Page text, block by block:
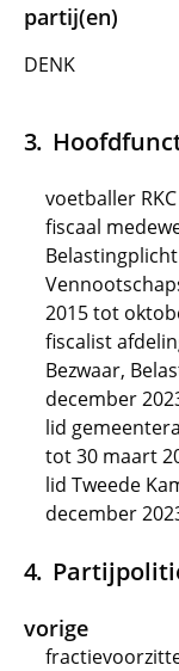
partij(en)
DENK
voetballer
fiscaal
2015 tot
fiscalist
Bezwaar,
december
lid
tot 30 maart
lid Tweede
december
vorige